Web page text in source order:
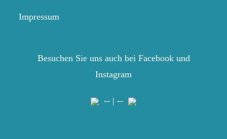
Impressum
Besuchen Sie uns auch bei Facebook und
Instagram
-- | --